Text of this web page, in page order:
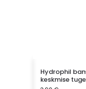
Hydrophil
keskmise